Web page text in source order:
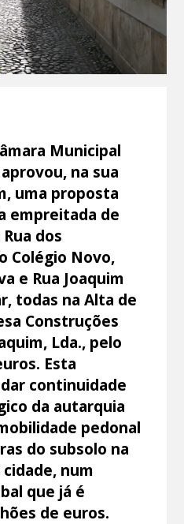
Municipal
na sua
uma proposta
empreitada de
dos
Colégio Novo,
e Rua Joaquim
todas na Alta de
Construções
Lda., pelo
Esta
continuidade
da autarquia
pedonal
do subsolo na
num
que já é
de euros.